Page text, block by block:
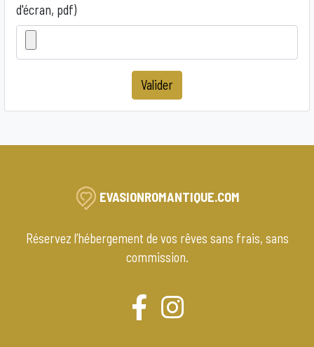
d'écran, pdf)
Valider
EVASIONROMANTIQUE.COM
Réservez l’hébergement de vos rêves sans frais, sans
commission.